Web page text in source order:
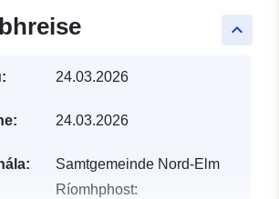
keyboard_arrow_up
24.03.2026
24.03.2026
Samtgemeinde Nord-Elm
Ríomhphost: